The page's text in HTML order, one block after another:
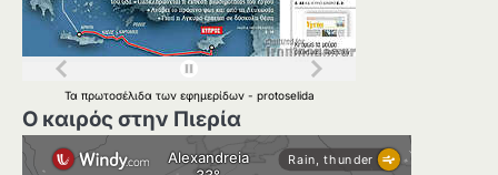
Τα πρωτοσέλιδα των εφημερίδων - protoselida
Ο καιρός στην Πιερία